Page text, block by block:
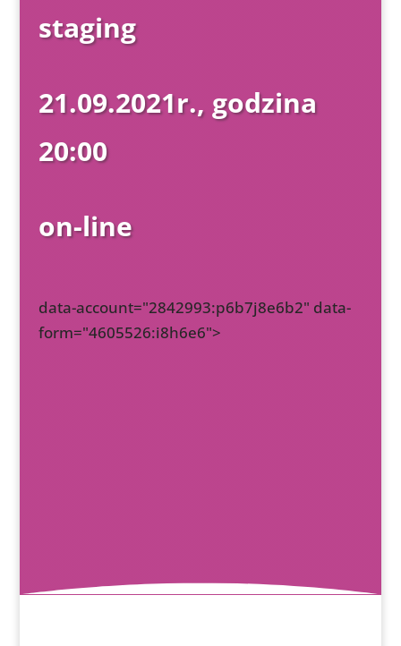
staging
21.09.2021r., godzina
20:00
on-line
data-account="2842993:p6b7j8e6b2" data-
form="4605526:i8h6e6">